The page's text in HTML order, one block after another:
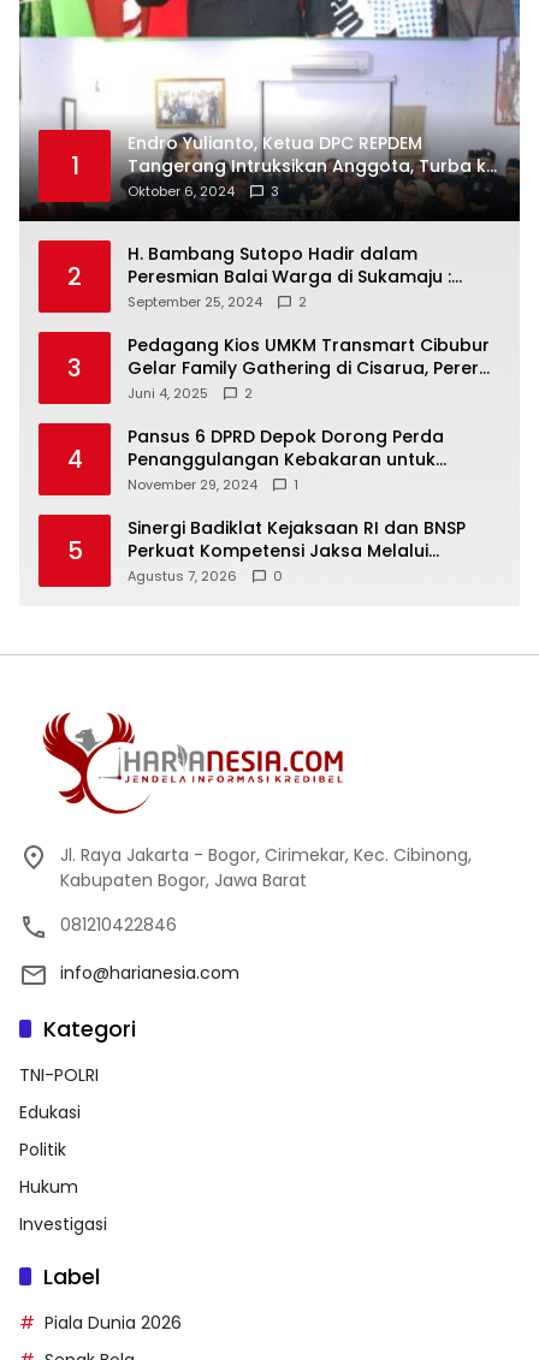
1
Endro Yulianto, Ketua DPC REPDEM
Tangerang Intruksikan Anggota, Turba ke
Masyarakat Dan Jalani Apa Yang di
Putuskan RAKERCABSUS
Oktober 6, 2024 3
2
H. Bambang Sutopo Hadir dalam
Peresmian Balai Warga di Sukamaju :
Wadah Baru untuk Kolaborasi dan
September 25, 2024 2
3
Pedagang Kios UMKM Transmart Cibubur
Gelar Family Gathering di Cisarua, Pererat
Silaturahmi dan Kekompakan
Juni 4, 2025 2
4
Pansus 6 DPRD Depok Dorong Perda
Penanggulangan Kebakaran untuk
Keselamatan Warga
November 29, 2024 1
5
Sinergi Badiklat Kejaksaan RI dan BNSP
Perkuat Kompetensi Jaksa Melalui
Sertifikasi Profesional
Agustus 7, 2026 0
Jl. Raya Jakarta - Bogor, Cirimekar, Kec. Cibinong,
Kabupaten Bogor, Jawa Barat
081210422846
info@harianesia.com
Kategori
TNI-POLRI
Edukasi
Politik
Hukum
Investigasi
Label
Piala Dunia 2026